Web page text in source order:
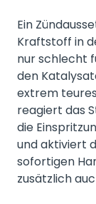
Ein
Kraftstoff in
nur schlecht
den
extrem
reagiert das
die
und aktiviert
sofortigen
zusätzlich